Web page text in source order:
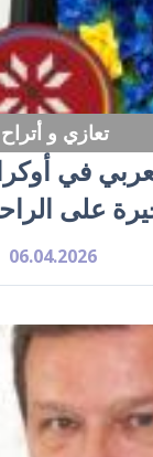
تعازي و أتراح
في
على
06.04.2026